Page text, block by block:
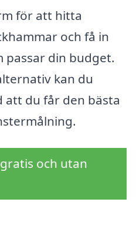
för att hitta
och få in
passar din budget.
kan du
att du får den bästa
och utan